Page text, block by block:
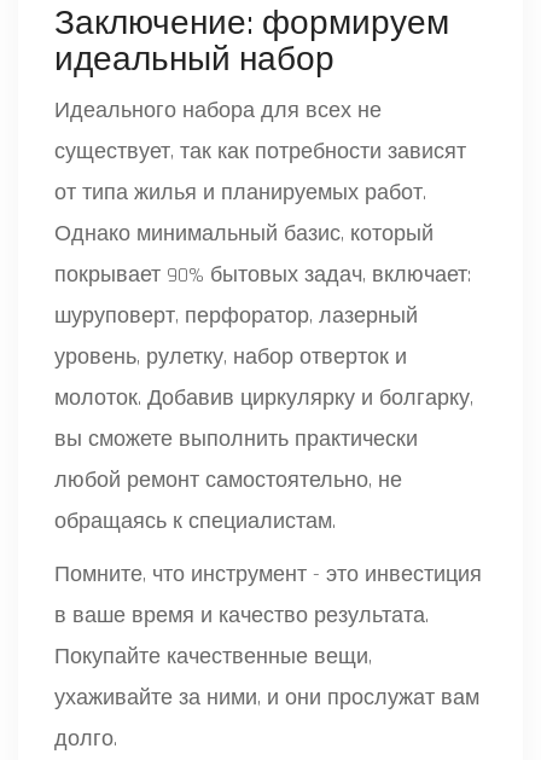
Заключение: формируем
идеальный набор
Идеального набора для всех не
существует, так как потребности зависят
от типа жилья и планируемых работ.
Однако минимальный базис, который
покрывает 90% бытовых задач, включает:
шуруповерт, перфоратор, лазерный
уровень, рулетку, набор отверток и
молоток. Добавив циркулярку и болгарку,
вы сможете выполнить практически
любой ремонт самостоятельно, не
обращаясь к специалистам.
Помните, что инструмент - это инвестиция
в ваше время и качество результата.
Покупайте качественные вещи,
ухаживайте за ними, и они прослужат вам
долго.